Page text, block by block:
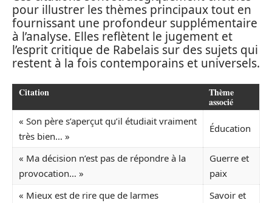
pour illustrer les thèmes principaux tout en
fournissant une profondeur supplémentaire
à l’analyse. Elles reflètent le jugement et
l’esprit critique de Rabelais sur des sujets qui
restent à la fois contemporains et universels.
Citation Thème
associé
« Son père s’aperçut qu’il étudiait vraiment
très bien… »
Éducation
« Ma décision n’est pas de répondre à la
provocation… »
Guerre et
paix
« Mieux est de rire que de larmes
Savoir et